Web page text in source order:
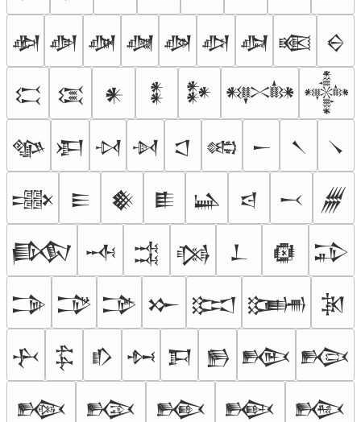
𒀢 𒀣 𒀤 𒀥 𒀦 𒀧 𒀨 𒀩 𒀪
𒀫 𒀬 𒀭 𒀮 𒀯 𒀰 𒀱
𒀲 𒀳 𒀴 𒀵 𒀶 𒀷 𒀸 𒀹 𒀺
𒀻 𒀼 𒀽 𒀾 𒀿 𒁀 𒁁 𒁂
𒁃 𒁄 𒁅 𒁆 𒁇 𒁈 𒁉
𒁊 𒁋 𒁌 𒁍 𒁎 𒁏 𒁐
𒁑 𒁒 𒁓 𒁔 𒁕 𒁖 𒁗 𒁘
𒁙 𒁚 𒁛 𒁜 𒁝